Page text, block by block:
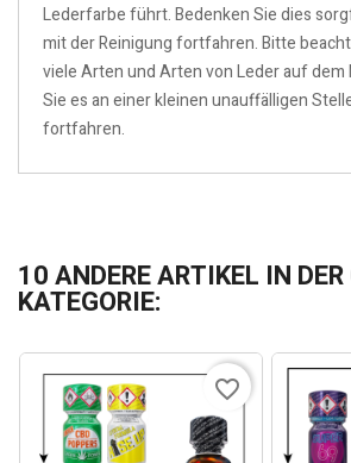
Lederfarbe führt. Bedenken Sie dies
mit der Reinigung fortfahren. Bitte
viele Arten und Arten von Leder auf
Sie es an einer kleinen unauffälligen
fortfahren.
10 ANDERE ARTIKEL IN
KATEGORIE:
favorite_border